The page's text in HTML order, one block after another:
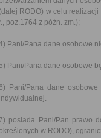
(dalej RODO) w celu
r., poz.1764 z późn. zm.);
Pani/Pana dane osobowe
5) Pani/Pana dane osobowe
6) Pani/Pana dane
indywidualnej.
7) posiada Pani/Pan prawo
w RODO),